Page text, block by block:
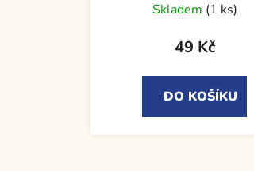
Skladem (1 ks)
49 Kč
DO KOŠÍKU